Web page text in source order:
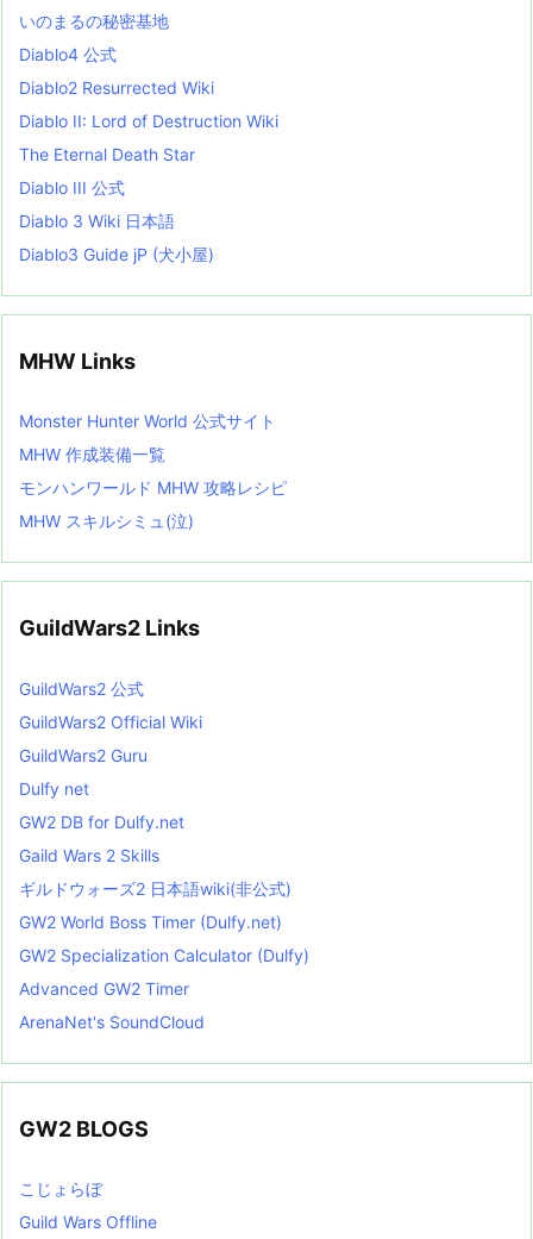
i
s
t
いのまるの秘密基地
Diablo4 公式
Diablo2 Resurrected Wiki
Diablo II: Lord of Destruction Wiki
The Eternal Death Star
Diablo III 公式
Diablo 3 Wiki 日本語
Diablo3 Guide jP (犬小屋)
MHW Links
Monster Hunter World 公式サイト
MHW 作成装備一覧
モンハンワールド MHW 攻略レシピ
MHW スキルシミュ(泣)
GuildWars2 Links
GuildWars2 公式
GuildWars2 Official Wiki
GuildWars2 Guru
Dulfy net
GW2 DB for Dulfy.net
Gaild Wars 2 Skills
ギルドウォーズ2 日本語wiki(非公式)
GW2 World Boss Timer (Dulfy.net)
GW2 Specialization Calculator (Dulfy)
Advanced GW2 Timer
ArenaNet's SoundCloud
GW2 BLOGS
こじょらぼ
Guild Wars Offline